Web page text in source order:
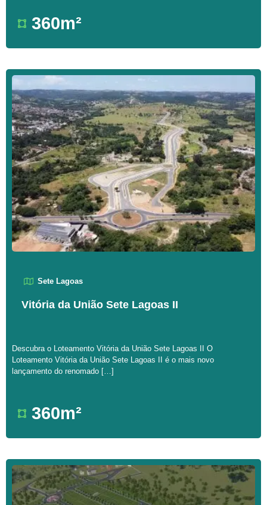
360m²
Sete Lagoas
Vitória da União Sete Lagoas II
Descubra o Loteamento Vitória da União Sete Lagoas II O
Loteamento Vitória da União Sete Lagoas II é o mais novo
lançamento do renomado […]
360m²